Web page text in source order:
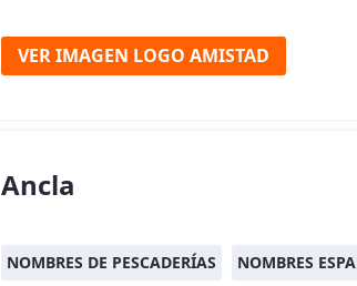
VER IMAGEN LOGO AMISTAD
Ancla
NOMBRES DE PESCADERÍAS NOMBRES